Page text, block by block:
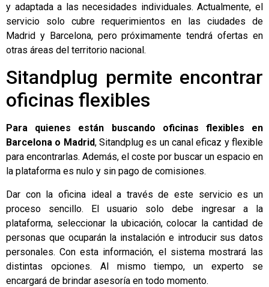
y adaptada a las necesidades individuales. Actualmente, el
servicio solo cubre requerimientos en las ciudades de
Madrid y Barcelona, pero próximamente tendrá ofertas en
otras áreas del territorio nacional.
Sitandplug permite encontrar
oficinas flexibles
Para quienes están buscando oficinas flexibles
en
Barcelona o Madrid, Sitandplug es un canal eficaz y flexible
para encontrarlas. Además, el coste por buscar un espacio en
la plataforma es nulo y sin pago de comisiones.
Dar con la oficina ideal a través de este servicio es un
proceso sencillo. El usuario solo debe ingresar a la
plataforma, seleccionar la ubicación, colocar la cantidad de
personas que ocuparán la instalación e introducir sus datos
personales. Con esta información, el sistema mostrará las
distintas opciones. Al mismo tiempo, un experto se
encargará de brindar asesoría en todo momento.